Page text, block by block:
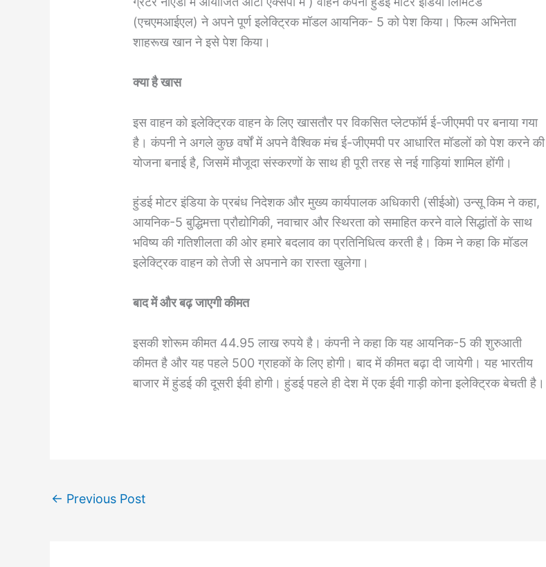
(एचएमआईएल) ने अपने पूर्ण इलेक्ट्रिक मॉडल आयनिक- 5 को पेश किया। फिल्म अभिनेता
शाहरूख खान ने इसे पेश किया।
क्या है खास
इस वाहन को इलेक्ट्रिक वाहन के लिए खासतौर पर विकसित प्लेटफॉर्म ई-जीएमपी पर बनाया गया
है। कंपनी ने अगले कुछ वर्षों में अपने वैश्विक मंच ई-जीएमपी पर आधारित मॉडलों को पेश करने की
योजना बनाई है, जिसमें मौजूदा संस्करणों के साथ ही पूरी तरह से नई गाड़ियां शामिल होंगी।
हुंडई मोटर इंडिया के प्रबंध निदेशक और मुख्य कार्यपालक अधिकारी (सीईओ) उन्सू किम ने कहा,
आयनिक-5 बुद्धिमत्ता प्रौद्योगिकी, नवाचार और स्थिरता को समाहित करने वाले सिद्धांतों के साथ
भविष्य की गतिशीलता की ओर हमारे बदलाव का प्रतिनिधित्व करती है। किम ने कहा कि मॉडल
इलेक्ट्रिक वाहन को तेजी से अपनाने का रास्ता खुलेगा।
बाद में और बढ़ जाएगी कीमत
इसकी शोरूम कीमत 44.95 लाख रुपये है। कंपनी ने कहा कि यह आयनिक-5 की शुरुआती
कीमत है और यह पहले 500 ग्राहकों के लिए होगी। बाद में कीमत बढ़ा दी जायेगी। यह भारतीय
बाजार में हुंडई की दूसरी ईवी होगी। हुंडई पहले ही देश में एक ईवी गाड़ी कोना इलेक्ट्रिक बेचती है।
← Previous Post